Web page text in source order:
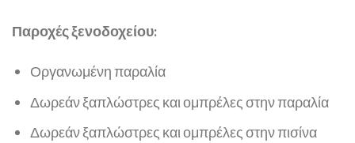
Παροχές ξενοδοχείου:
Οργανωμένη παραλία
Δωρεάν ξαπλώστρες και ομπρέλες στην παραλία
Δωρεάν ξαπλώστρες και ομπρέλες στην πισίνα